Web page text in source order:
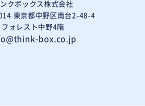
クボックス株式会社
東京都中野区南台2-48-4
フォレスト中野4階
box.co.jp